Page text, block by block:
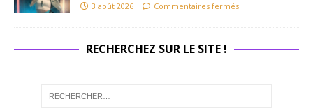
3 août 2026 Commentaires fermés
RECHERCHEZ SUR LE SITE !